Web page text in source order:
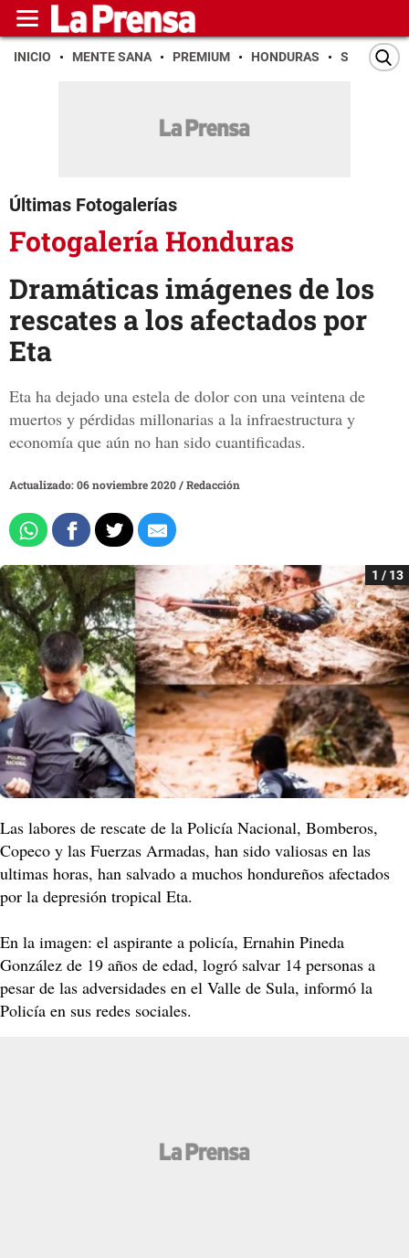
INICIO MENTE SANA PREMIUM HONDURAS SAN PEDRO
Últimas Fotogalerías
Fotogalería Honduras
Dramáticas imágenes de los
rescates a los afectados por
Eta
Eta ha dejado una estela de dolor con una veintena de
muertos y pérdidas millonarias a la infraestructura y
economía que aún no han sido cuantificadas.
Actualizado: 06 noviembre 2020/Redacción
1 / 13
Las labores de rescate de la Policía Nacional, Bomberos,
Copeco y las Fuerzas Armadas, han sido valiosas en las
ultimas horas, han salvado a muchos hondureños afectados
por la depresión tropical Eta.
En la imagen: el aspirante a policía, Ernahin Pineda
González de 19 años de edad, logró salvar 14 personas a
pesar de las adversidades en el Valle de Sula, informó la
Policía en sus redes sociales.